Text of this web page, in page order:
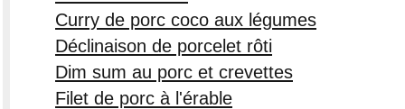
Curry de porc coco aux légumes
Déclinaison de porcelet rôti
Dim sum au porc et crevettes
Filet de porc à l'érable